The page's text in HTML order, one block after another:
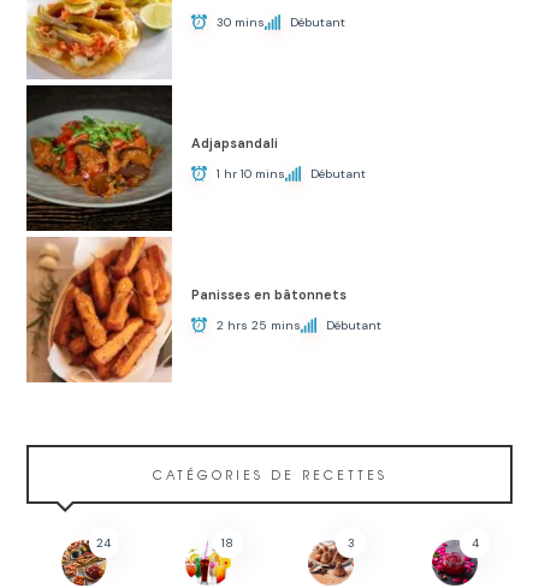
30 mins Débutant
Adjapsandali
1 hr 10 mins Débutant
Panisses en bâtonnets
2 hrs 25 mins Débutant
CATÉGORIES DE RECETTES
24 18 3 4